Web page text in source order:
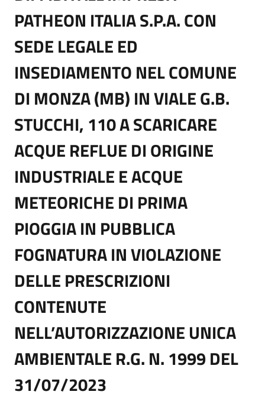
PATHEON ITALIA S.P.A. CON
SEDE LEGALE ED
INSEDIAMENTO NEL COMUNE
DI MONZA (MB) IN VIALE G.B.
STUCCHI, 110 A SCARICARE
ACQUE REFLUE DI ORIGINE
INDUSTRIALE E ACQUE
METEORICHE DI PRIMA
PIOGGIA IN PUBBLICA
FOGNATURA IN VIOLAZIONE
DELLE PRESCRIZIONI
CONTENUTE
NELL’AUTORIZZAZIONE UNICA
AMBIENTALE R.G. N. 1999 DEL
31/07/2023